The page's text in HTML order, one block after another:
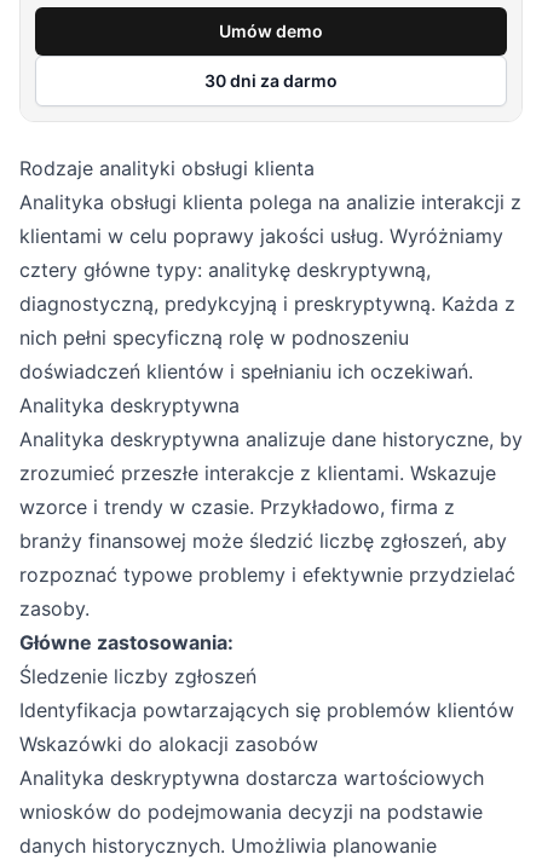
Umów demo
30 dni za darmo
Rodzaje analityki obsługi klienta
Analityka obsługi klienta polega na analizie interakcji z
klientami w celu poprawy jakości usług. Wyróżniamy
cztery główne typy: analitykę deskryptywną,
diagnostyczną, predykcyjną i preskryptywną. Każda z
nich pełni specyficzną rolę w podnoszeniu
doświadczeń klientów i spełnianiu ich oczekiwań.
Analityka deskryptywna
Analityka deskryptywna analizuje dane historyczne, by
zrozumieć przeszłe interakcje z klientami. Wskazuje
wzorce i trendy w czasie. Przykładowo, firma z
branży finansowej może śledzić liczbę zgłoszeń, aby
rozpoznać typowe problemy i efektywnie przydzielać
zasoby.
Główne zastosowania:
Śledzenie liczby zgłoszeń
Identyfikacja powtarzających się problemów klientów
Wskazówki do alokacji zasobów
Analityka deskryptywna dostarcza wartościowych
wniosków do podejmowania decyzji na podstawie
danych historycznych. Umożliwia planowanie